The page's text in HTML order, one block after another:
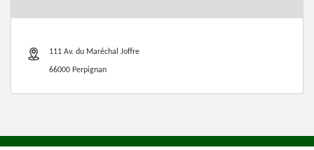
111 Av. du Maréchal Joffre
66000 Perpignan